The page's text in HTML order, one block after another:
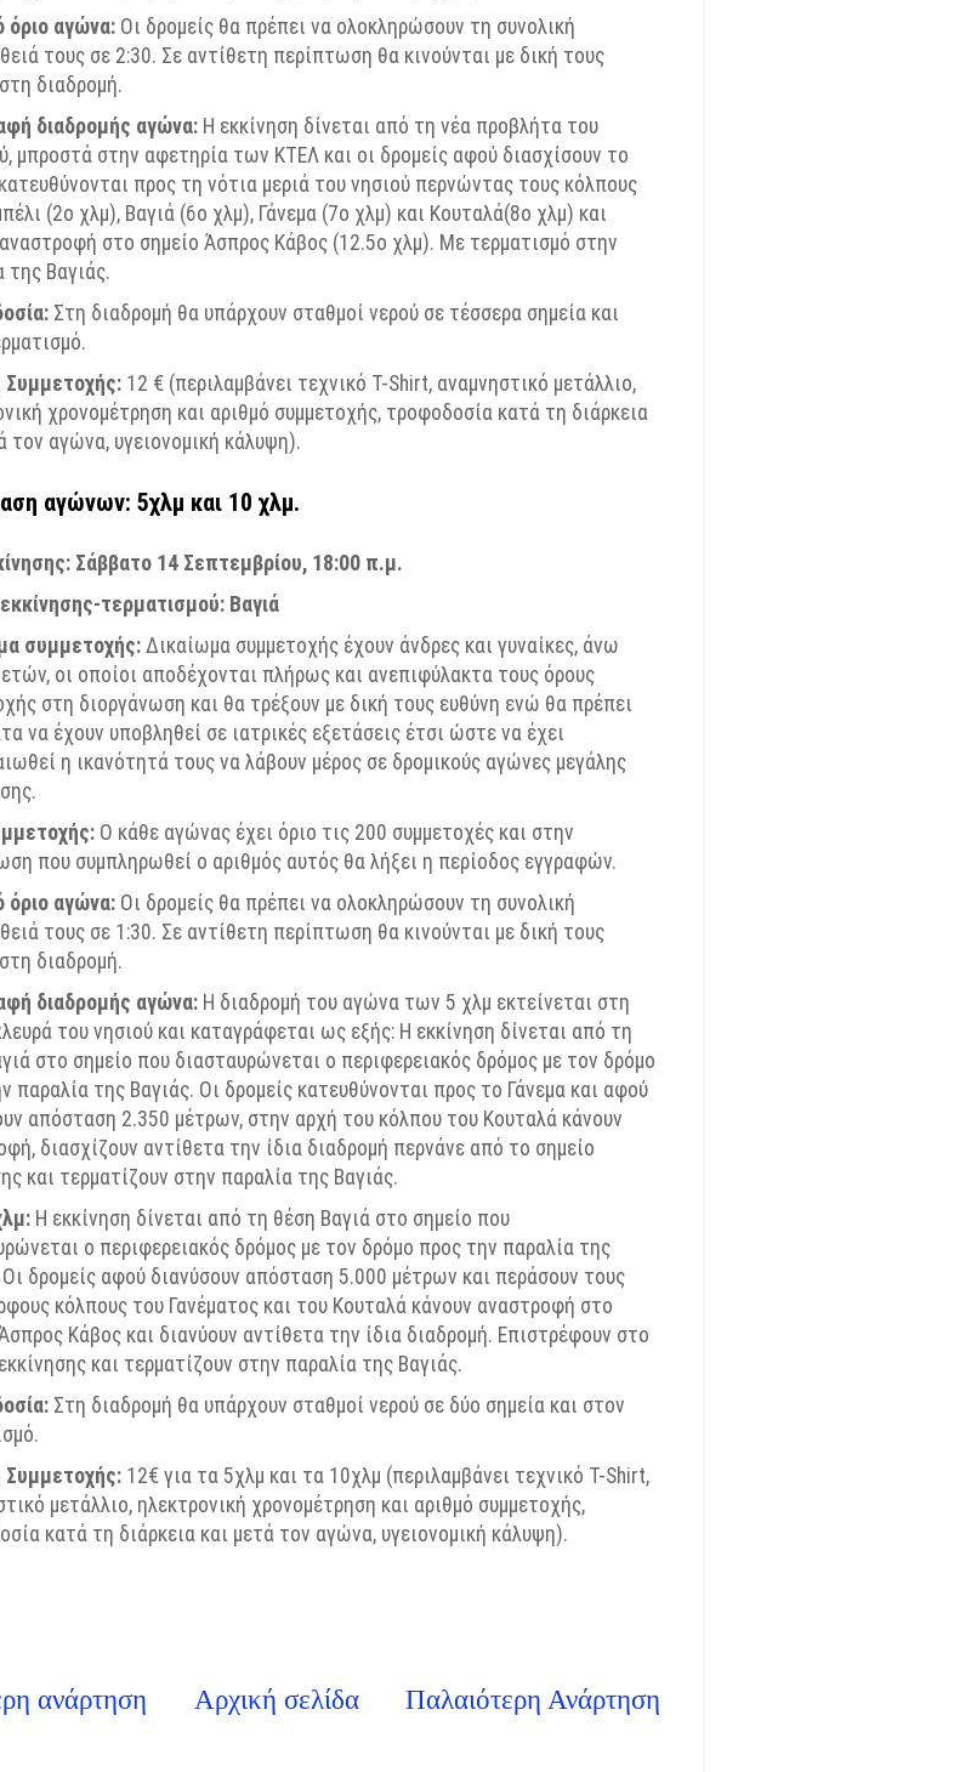
όριο αγώνα: Οι δρομείς θα πρέπει να ολοκληρώσουν τη συνολική
τους σε 2:30. Σε αντίθετη περίπτωση θα κινούνται με δική τους
διαδρομή.
διαδρομής αγώνα: Η εκκίνηση δίνεται από τη νέα προβλήτα του
μπροστά στην αφετηρία των ΚΤΕΛ και οι δρομείς αφού διασχίσουν το
προς τη νότια μεριά του νησιού περνώντας τους κόλπους
(2ο χλμ), Βαγιά (6ο χλμ), Γάνεμα (7ο χλμ) και Κουταλά(8ο χλμ) και
στο σημείο Άσπρος Κάβος (12.5ο χλμ). Με τερματισμό στην
της Βαγιάς.
Στη διαδρομή θα υπάρχουν σταθμοί νερού σε τέσσερα σημεία και
Συμμετοχής: 12 € (περιλαμβάνει τεχνικό T-Shirt, αναμνηστικό μετάλλιο,
χρονομέτρηση και αριθμό συμμετοχής, τροφοδοσία κατά τη διάρκεια
τον αγώνα, υγειονομική κάλυψη).
αγώνων: 5χλμ και 10 χλμ.
Σάββατο 14 Σεπτεμβρίου, 18:00 π.μ.
τερματισμού: Βαγιά
συμμετοχής: Δικαίωμα συμμετοχής έχουν άνδρες και γυναίκες, άνω
οι οποίοι αποδέχονται πλήρως και ανεπιφύλακτα τους όρους
στη διοργάνωση και θα τρέξουν με δική τους ευθύνη ενώ θα πρέπει
να έχουν υποβληθεί σε ιατρικές εξετάσεις έτσι ώστε να έχει
η ικανότητά τους να λάβουν μέρος σε δρομικούς αγώνες μεγάλης
Ο κάθε αγώνας έχει όριο τις 200 συμμετοχές και στην
που συμπληρωθεί ο αριθμός αυτός θα λήξει η περίοδος εγγραφών.
όριο αγώνα: Οι δρομείς θα πρέπει να ολοκληρώσουν τη συνολική
τους σε 1:30. Σε αντίθετη περίπτωση θα κινούνται με δική τους
διαδρομή.
διαδρομής αγώνα: Η διαδρομή του αγώνα των 5 χλμ εκτείνεται στη
του νησιού και καταγράφεται ως εξής: Η εκκίνηση δίνεται από τη
στο σημείο που διασταυρώνεται o περιφερειακός δρόμος με τον δρόμο
παραλία της Βαγιάς. Οι δρομείς κατευθύνονται προς το Γάνεμα και αφού
απόσταση 2.350 μέτρων, στην αρχή του κόλπου του Κουταλά κάνουν
διασχίζουν αντίθετα την ίδια διαδρομή περνάνε από το σημείο
και τερματίζουν στην παραλία της Βαγιάς.
Η εκκίνηση δίνεται από τη θέση Βαγιά στο σημείο που
o περιφερειακός δρόμος με τον δρόμο προς την παραλία της
Οι δρομείς αφού διανύσουν απόσταση 5.000 μέτρων και περάσουν τους
κόλπους του Γανέματος και του Κουταλά κάνουν αναστροφή στο
Κάβος και διανύουν αντίθετα την ίδια διαδρομή. Επιστρέφουν στο
και τερματίζουν στην παραλία της Βαγιάς.
Στη διαδρομή θα υπάρχουν σταθμοί νερού σε δύο σημεία και στον
Συμμετοχής: 12€ για τα 5χλμ και τα 10χλμ (περιλαμβάνει τεχνικό T-Shirt,
μετάλλιο, ηλεκτρονική χρονομέτρηση και αριθμό συμμετοχής,
κατά τη διάρκεια και μετά τον αγώνα, υγειονομική κάλυψη).
ανάρτηση Παλαιότερη Ανάρτηση
Αρχική σελίδα